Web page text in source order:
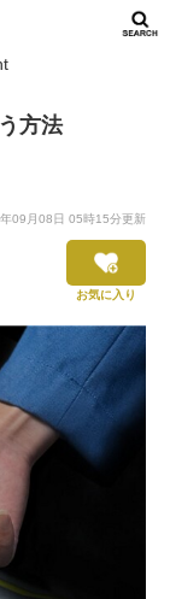
方法
09月08日 05時15分更新
お気に入り